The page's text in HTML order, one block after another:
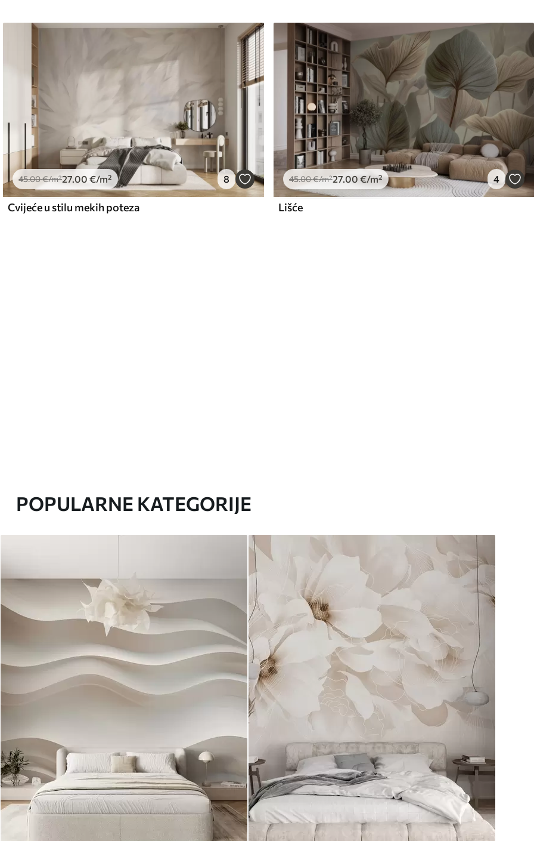
45.00€/m²27 .00 €/m² 8
Cvijeće u stilu mekih poteza
45.00€/m²27.00 €/m² 4
Lišće
POPULARNE KATEGORIJE